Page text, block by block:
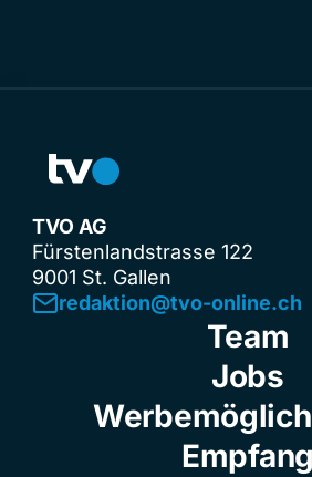
TVO AG
Fürstenlandstrasse 122
9001 St. Gallen
redaktion@tvo-online.ch
Team
Jobs
Empfang